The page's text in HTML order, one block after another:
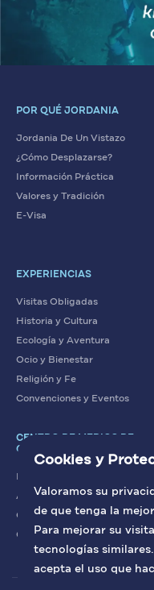
POR QUÉ JORDANIA
Jordania De Un Vistazo
¿Cómo Desplazarse?
Información Práctica
Valores y Tradición
E-Visa
EXPERIENCIAS
Visitas Obligadas
Historia y Cultura
Ecología y Aventura
Ocio y Bienestar
Religión y Fe
Convenciones y Eventos
CENTRO DE MEDIOS DE
COMUNICACIÓN
Artículos
Contacto con nosotros
Galería
Cookies y
Valoramos su
de que tenga la
Para mejorar su
tecnologías
acepta el uso que